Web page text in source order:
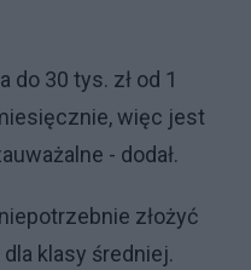
do 30 tys. zł od 1
więc jest
- dodał.
złożyć
klasy średniej.